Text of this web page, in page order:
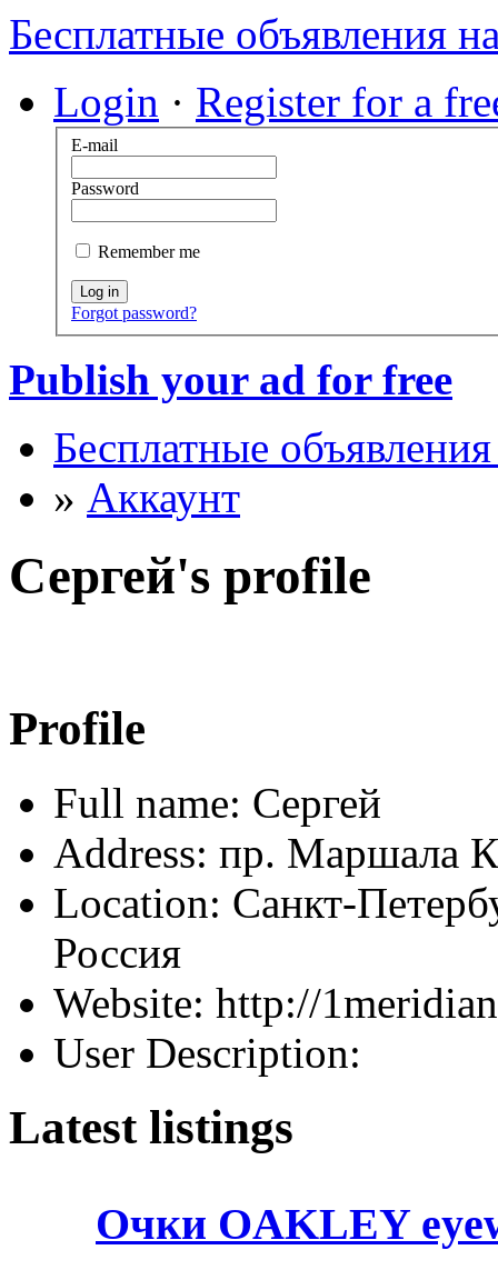
Бесплатные объявления
Login · Register for a
E-mail
Password
Remember me
Log in
Forgot password?
Publish your ad for free
Бесплатные
» Аккаунт
Сергей's profile
Profile
Full name: Сергей
Address: пр. Маршала
Location: Санкт-
Россия
Website: http://
User Description:
Latest listings
Очки OAKLEY